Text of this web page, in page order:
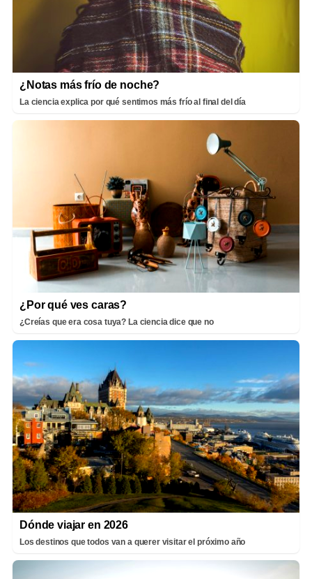
¿Notas más frío de noche?
La ciencia explica por qué sentimos más frío al final del día
¿Por qué ves caras?
¿Creías que era cosa tuya? La ciencia dice que no
Dónde viajar en 2026
Los destinos que todos van a querer visitar el próximo año